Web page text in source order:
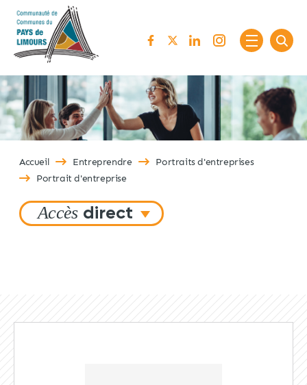
Passer au contenu
Accueil Entreprendre
Portraits d'entreprises
Portrait d'entreprise
Accès direct